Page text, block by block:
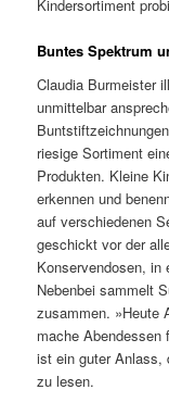
Kindersortiment
Buntes Spektrum
Claudia Burmeister
unmittelbar
riesige Sortiment
Produkten. Kleine
erkennen und
auf verschiedenen
geschickt vor der
Konservendosen, in
Nebenbei sammelt
zusammen. »Heute
mache
ist ein guter Anlass,
zu lesen.